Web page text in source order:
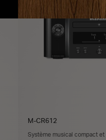
M-CR612
Système musical compact